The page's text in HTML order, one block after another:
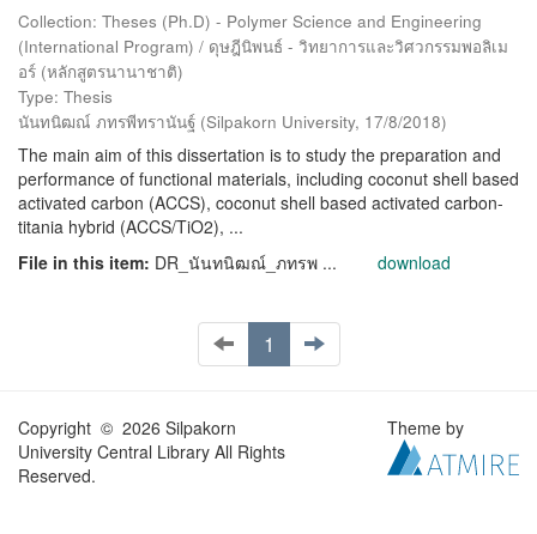
Collection: Theses (Ph.D) - Polymer Science and Engineering
(International Program) / ดุษฎีนิพนธ์ - วิทยาการและวิศวกรรมพอลิเม
อร์ (หลักสูตรนานาชาติ)
Type: Thesis
นันทนิฒณ์ ภทรพีทรานันฐ์ (Silpakorn University, 17/8/2018)
The main aim of this dissertation is to study the preparation and
performance of functional materials, including coconut shell based
activated carbon (ACCS), coconut shell based activated carbon-
titania hybrid (ACCS/TiO2), ...
File in this item: DR_นันทนิฒณ์_ภทรพ ... download
1
Copyright © 2026 Silpakorn
University Central Library All Rights
Reserved.
Theme by